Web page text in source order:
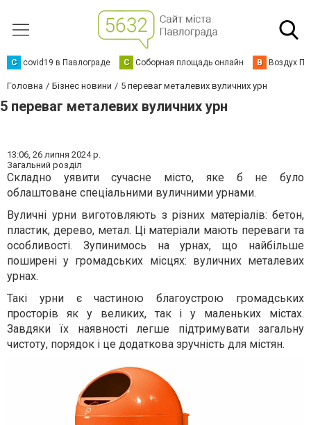
C covid19 в Павлограде С Соборная площадь онлайн В Воздух
Головна Бізнес новини 5 переваг металевих вуличних урн
5 переваг металевих вуличних урн
13:06, 26 липня 2024 р.
Загальний розділ
Складно уявити сучасне місто, яке б не було
облаштоване спеціальними вуличними урнами.
Вуличні урни виготовляють з різних матеріалів: бетон,
пластик, дерево, метал. Ці матеріали мають переваги та
особливості. Зупинимось на урнах, що найбільше
поширені у громадських місцях: вуличних металевих
урнах.
Такі урни є частиною благоустрою громадських
просторів як у великих, так і у маленьких містах.
Завдяки їх наявності легше підтримувати загальну
чистоту, порядок і це додаткова зручність для містян.